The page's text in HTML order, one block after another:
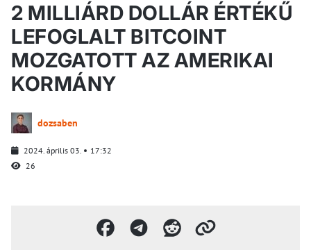
2 MILLIÁRD DOLLÁR ÉRTÉKŰ
LEFOGLALT BITCOINT
MOZGATOTT AZ AMERIKAI
KORMÁNY
dozsaben
2024. április 03.
17:32
26